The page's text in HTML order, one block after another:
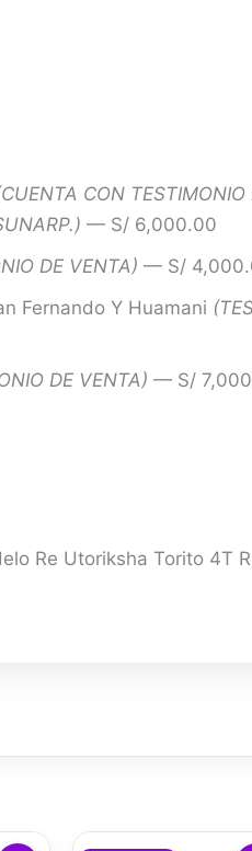
CON
— S/ 6,000.00
DE VENTA) — S/
Fernando Y Huamani
DE VENTA) — S/
Re Utoriksha Torito 4T